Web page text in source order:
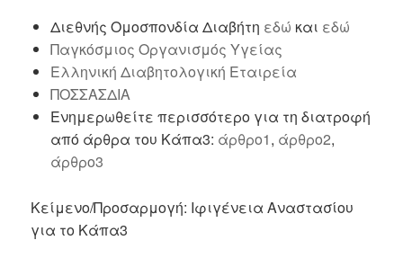
Διεθνής Ομοσπονδία Διαβήτη εδώ και εδώ
Παγκόσμιος Οργανισμός Υγείας
Ελληνική Διαβητολογική Εταιρεία
ΠΟΣΣΑΣΔΙΑ
Ενημερωθείτε περισσότερο για τη διατροφή
από άρθρα του Κάπα3: άρθρο1, άρθρο2,
άρθρο3
Κείμενο/Προσαρμογή: Ιφιγένεια Αναστασίου
για το Κάπα3